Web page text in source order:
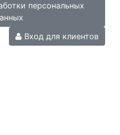
персональных
Вход для клиентов